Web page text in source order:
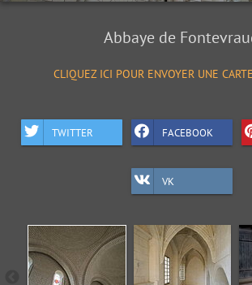
Abbaye de
CLIQUEZ ICI POUR ENVOYER UNE
TWITTER FACEBOOK
VK